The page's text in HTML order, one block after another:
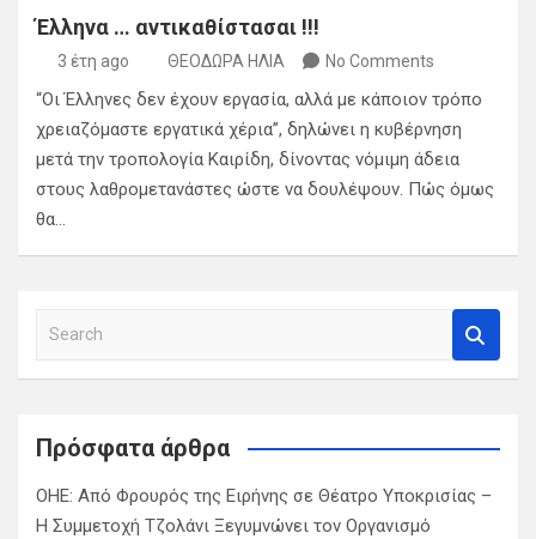
Έλληνα … αντικαθίστασαι !!!
3 έτη ago ΘΕΟΔΩΡΑ ΗΛΙΑ No Comments
“Οι Έλληνες δεν έχουν εργασία, αλλά με κάποιον τρόπο
χρειαζόμαστε εργατικά χέρια”, δηλώνει η κυβέρνηση
μετά την τροπολογία Καιρίδη, δίνοντας νόμιμη άδεια
στους λαθρομετανάστες ώστε να δουλέψουν. Πώς όμως
θα…
a
c
Πρόσφατα άρθρα
ΟΗΕ: Από Φρουρός της Ειρήνης σε Θέατρο Υποκρισίας –
Η Συμμετοχή Τζολάνι Ξεγυμνώνει τον Οργανισμό